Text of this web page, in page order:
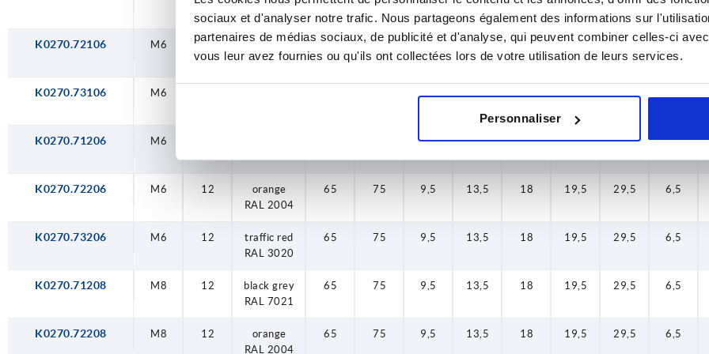
sociaux et d'analyser notre trafic. Nous partageons également des informations sur
partenaires de médias sociaux, de publicité et d'analyse, qui peuvent combiner celles-ci
vous leur avez fournies ou qu'ils ont collectées lors de votre utilisation de leurs services.
Personnaliser
RAL 7021
K0270.72106 M6 9
orange
RAL 2004
40 47 7,5 10 13 14,5 25,5 4
K0270.73106 M6
K0270.71206 M6 9,5 13,5 18 19,5 29,5 6,5
K0270.72206 M6 12
orange
RAL 2004
65 75 9,5 13,5 18 19,5 29,5 6,5
K0270.73206 M6 12
traffic red
RAL 3020
65 75 9,5 13,5 18 19,5 29,5 6,5
K0270.71208 M8 12
black grey
RAL 7021
65 75 9,5 13,5 18 19,5 29,5 6,5
K0270.72208 M8 12
orange
RAL 2004
65 75 9,5 13,5 18 19,5 29,5 6,5